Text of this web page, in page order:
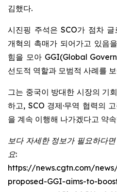
김했다.
시진핑 주석은 SCO가 점차
개혁의 촉매가 되어가고 있음
힘을 모아 GGI(Global
선도적 역할과 모범적 사례를
그는 중국이 방대한 시장의 기
하고, SCO 경제·무역 협력의
을 계속 이행해 나가겠다고 약
보다 자세한 정보가 필요하다
요:
https://news.cgtn.com/
proposed-GGI-aims-to-